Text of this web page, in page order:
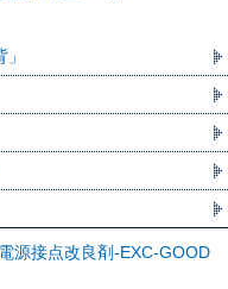
源接点改良剤-EXC-GOOD